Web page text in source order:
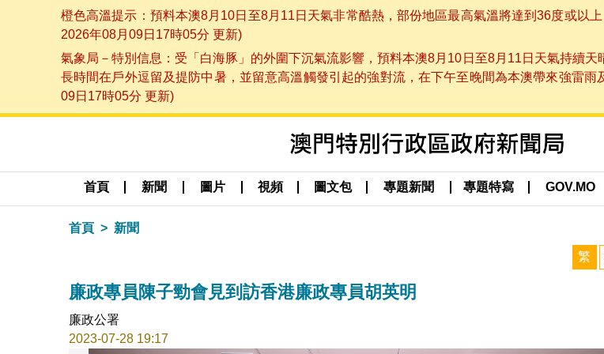
橙色高溫提示：預料本澳8月10日至8月11日天氣非常酷熱，部份地區最高氣溫將達到36度或以
2026年08月09日17時05分 更新)
氣象局－特別信息：受「白海豚」的外圍下沉氣流影響，預料本澳8月10日至8月11日天氣持續
長時間在戶外逗留及提防中暑，並留意高溫觸發引起的強對流，在下午至晚間為本澳帶來強雷
09日17時05分 更新)
首頁 新聞 圖片 視頻 圖文包 專題新聞 專題特寫 GOV.MO
首頁 新聞
繁
廉政專員陳子勁會見到訪香港廉政專員胡英明
廉政公署
2023-07-28 19:17